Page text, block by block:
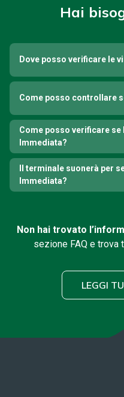
Hai
Dove posso verificare le
Come posso controllare
Come posso verificare se
Immediata?
Il terminale suonerà per
Immediata?
Non hai trovato
sezione FAQ e trova
LEGGI